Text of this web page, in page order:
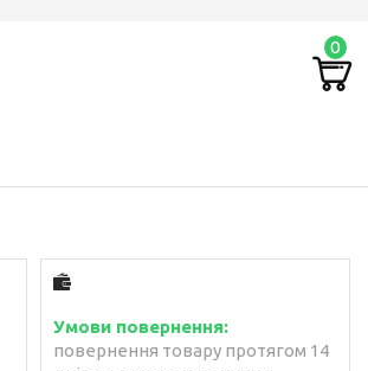
повернення товару протягом 14